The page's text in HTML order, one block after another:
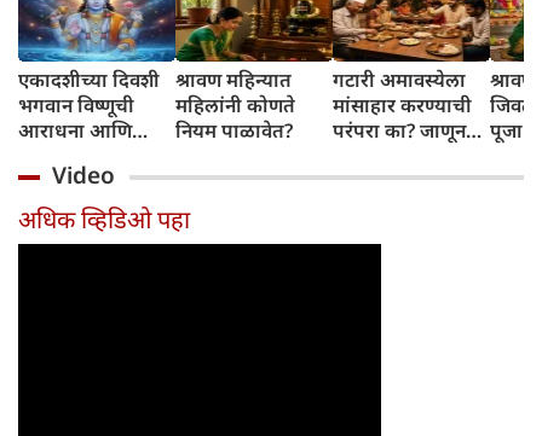
एकादशीच्या दिवशी
भगवान विष्णूची
आराधना आणि
सुख, समृद्धी आणि
शांती लाभते
श्रावण महिन्यात
महिलांनी कोणते
नियम पाळावेत?
गटारी अमावस्येला
मांसाहार करण्याची
परंपरा का? जाणून
खास कारण
श्रावण
पूजा
कथा
Video
अधिक व्हिडिओ पहा